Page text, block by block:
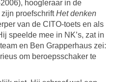
hoogleraar in de
proefschriftHet denken
van de CITO-toets en als
speelde mee in NK’s, zat in
en Ben Grapperhaus zei:
om beroepsschaker te